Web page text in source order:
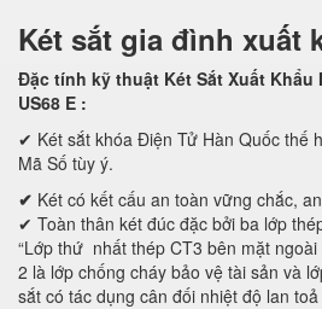
Két sắt gia đình xuất
Đặc tính kỹ thuật Két Sắt Xuất Khẩu
US68 E :
✔ Két sắt khóa Điện Tử Hàn Quốc thế
Mã Số tùy ý.
✔ Két có kết cấu an toàn vững chắc,
✔ Toàn thân két đúc đặc bởi ba lớp
“Lớp thứ nhất thép CT3 bên mặt ngoài
2 là lớp chống cháy bảo vệ tài sản và
sắt có tác dụng cân đối nhiệt độ lan toả